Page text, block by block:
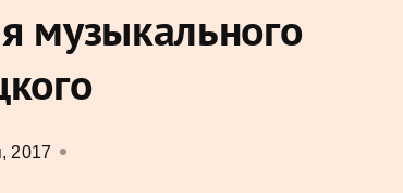
музыкального
2017